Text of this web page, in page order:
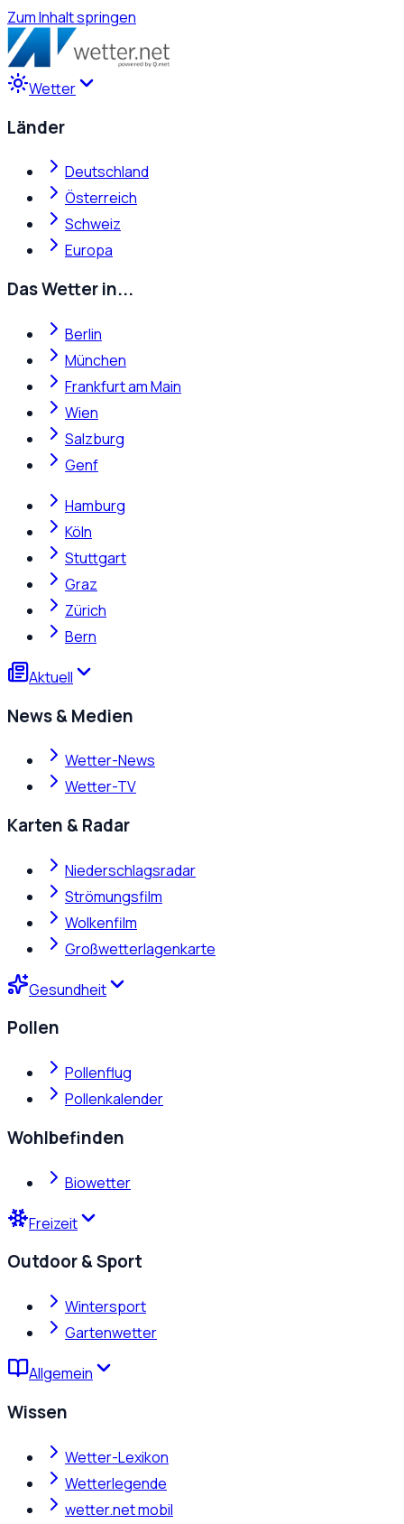
Zum Inhalt springen
Wetter
Länder
Deutschland
Österreich
Schweiz
Europa
Das Wetter in...
Berlin
München
Frankfurt am Main
Wien
Salzburg
Genf
Hamburg
Köln
Stuttgart
Graz
Zürich
Bern
Aktuell
News & Medien
Wetter-News
Wetter-TV
Karten & Radar
Niederschlagsradar
Strömungsfilm
Wolkenfilm
Großwetterlagenkarte
Gesundheit
Pollen
Pollenflug
Pollenkalender
Wohlbefinden
Biowetter
Freizeit
Outdoor & Sport
Wintersport
Gartenwetter
Allgemein
Wissen
Wetter-Lexikon
Wetterlegende
wetter.net mobil